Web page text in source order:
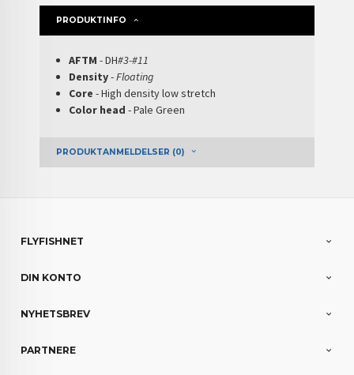
PRODUKTINFO
AFTM - DH#3-#11
Density-Floating
Core - High density low stretch
Color head - Pale Green
PRODUKTANMELDELSER (0)
FLYFISHNET
DIN KONTO
NYHETSBREV
PARTNERE